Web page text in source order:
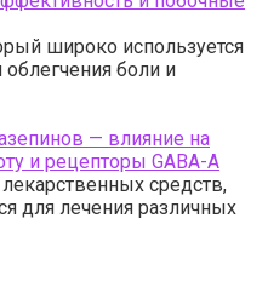
широко используется
боли и
— влияние на
и рецепторы GABA-А
средств,
для лечения различных